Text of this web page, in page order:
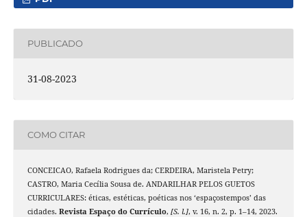
PUBLICADO
31-08-2023
COMO CITAR
CONCEICAO, Rafaela Rodrigues da; CERDEIRA, Maristela Petry;
CASTRO, Maria Cecília Sousa de. ANDARILHAR PELOS GUETOS
CURRICULARES: éticas, estéticas, poéticas nos ‘espaçostempos’ das
cidades. Revista Espaço do Currículo, [S. l.], v. 16, n. 2, p. 1–14, 2023.